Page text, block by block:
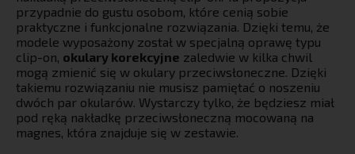
przypadnie do gustu osobom, które cenią sobie
praktyczne i funkcjonalne rozwiązania. Dzięki temu, że
modele wyposażony został w specjalną oprawę typu
clip-on, okulary korekcyjne zaledwie w kilka chwil
mogą zmienić się w okulary przeciwsłoneczne. Dzięki
takiemu rozwiązaniu nie musisz pamiętać o noszeniu
dwóch par okularów. Wystarczy tylko, że będziesz miał
pod ręką nakładkę przeciwsłoneczną mocowaną na
magnes, która znajduje się w zestawie.